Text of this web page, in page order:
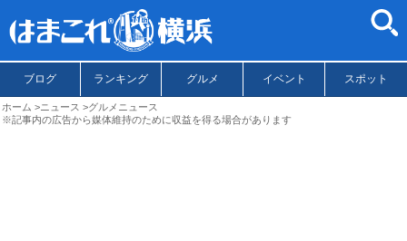
ブログ ランキング グルメ イベント スポット
ホーム ニュース
グルメニュース
※記事内の広告から媒体維持のために収益を得る場合があります